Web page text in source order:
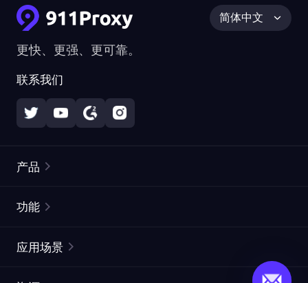
更快、更强、更可靠。
联系我们
简体中文
产品
静态住宅代理
功能
应用场景